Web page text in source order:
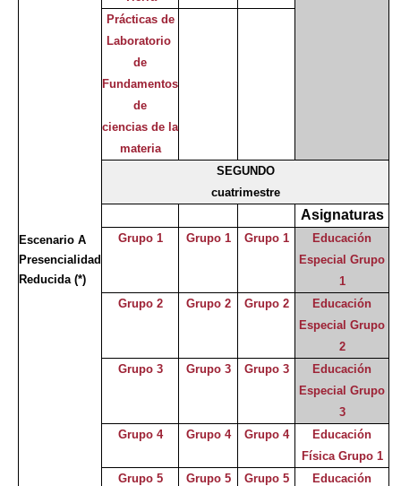
Escenario A
Presencialidad
Reducida(*)
Prácticas de
Laboratorio
de
Fundamentos
de
ciencias de la
materia
SEGUNDO
cuatrimestre
Asignaturas
Grupo 1 Grupo 1 Grupo 1
Educación
Especial Grupo
1
Grupo 2
Grupo 2 Grupo 2
Educación
Especial Grupo
2
Grupo 3
Grupo 3 Grupo 3
Educación
Especial Grupo
3
Grupo 4
Grupo 4 Grupo 4
Educación
Física Grupo 1
Grupo 5
Grupo 5 Grupo 5
Educación